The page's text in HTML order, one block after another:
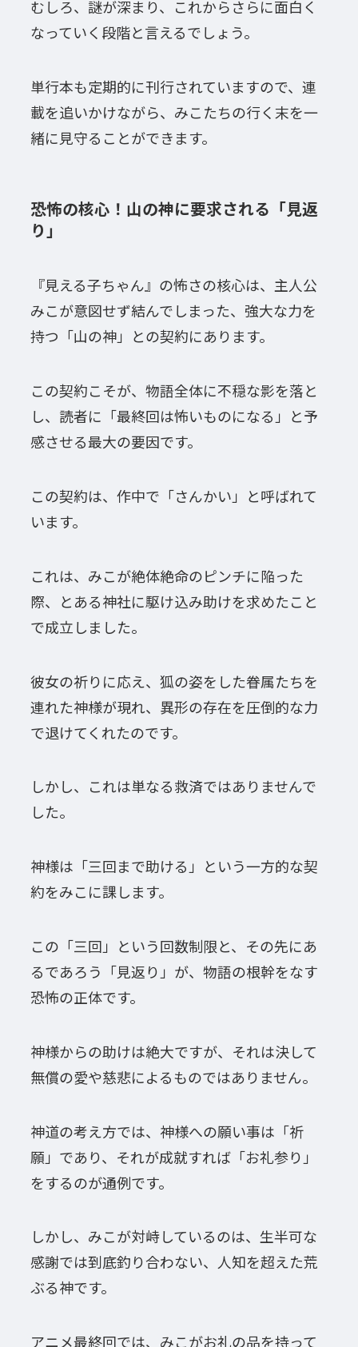
むしろ、謎が深まり、これからさらに面白く
なっていく段階と言えるでしょう。
単行本も定期的に刊行されていますので、連
載を追いかけながら、みこたちの行く末を一
緒に見守ることができます。
恐怖の核心！山の神に要求される「見返
り」
『見える子ちゃん』の怖さの核心は、主人公
みこが意図せず結んでしまった、強大な力を
持つ「山の神」との契約にあります。
この契約こそが、物語全体に不穏な影を落と
し、読者に「最終回は怖いものになる」と予
感させる最大の要因です。
この契約は、作中で「さんかい」と呼ばれて
います。
これは、みこが絶体絶命のピンチに陥った
際、とある神社に駆け込み助けを求めたこと
で成立しました。
彼女の祈りに応え、狐の姿をした眷属たちを
連れた神様が現れ、異形の存在を圧倒的な力
で退けてくれたのです。
しかし、これは単なる救済ではありませんで
した。
神様は「三回まで助ける」という一方的な契
約をみこに課します。
この「三回」という回数制限と、その先にあ
るであろう「見返り」が、物語の根幹をなす
恐怖の正体です。
神様からの助けは絶大ですが、それは決して
無償の愛や慈悲によるものではありません。
神道の考え方では、神様への願い事は「祈
願」であり、それが成就すれば「お礼参り」
をするのが通例です。
しかし、みこが対峙しているのは、生半可な
感謝では到底釣り合わない、人知を超えた荒
ぶる神です。
アニメ最終回では、みこがお礼の品を持って